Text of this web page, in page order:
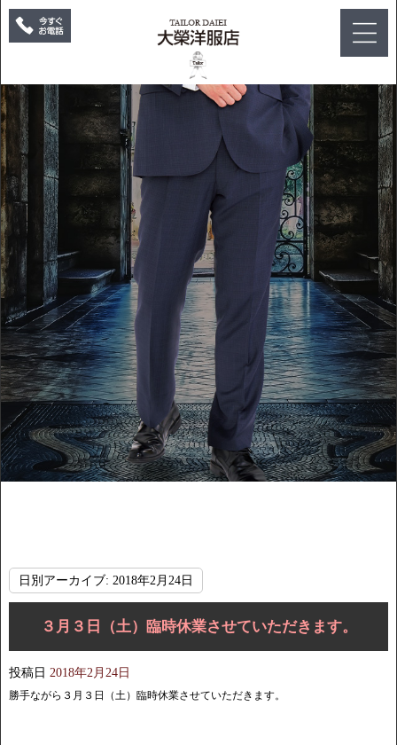
日別アーカイブ: 2018年2月24日
３月３日（土）臨時休業させていただきます。
投稿日 2018年2月24日
勝手ながら３月３日（土）臨時休業させていただきます。